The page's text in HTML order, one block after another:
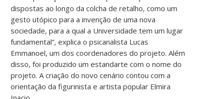
dispostas ao longo da colcha de retalho, como um
gesto utópico para a invenção de uma nova
sociedade, para a qual a Universidade tem um lugar
fundamental”, explica o psicanalista Lucas
Emmanoel, um dos coordenadores do projeto. Além
disso, foi produzido um estandarte com o nome do
projeto. A criação do novo cenário contou com a
orientação da figurinista e artista popular Elmira